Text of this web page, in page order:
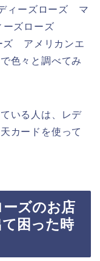
ィーズローズ マ
ーズローズ
ズ アメリカンエ
色々と調べてみ
いる人は、レデ
カードを使って
ーズのお店
困った時